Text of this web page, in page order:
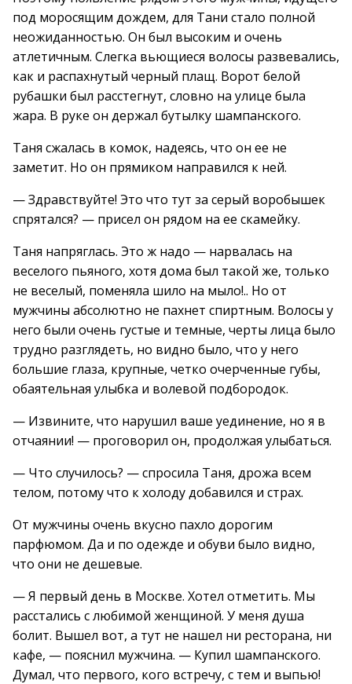
под моросящим дождем, для Тани стало полной
неожиданностью. Он был высоким и очень
атлетичным. Слегка вьющиеся волосы развевались,
как и распахнутый черный плащ. Ворот белой
рубашки был расстегнут, словно на улице была
жара. В руке он держал бутылку шампанского.
Таня сжалась в комок, надеясь, что он ее не
заметит. Но он прямиком направился к ней.
— Здравствуйте! Это что тут за серый воробышек
спрятался? — присел он рядом на ее скамейку.
Таня напряглась. Это ж надо — нарвалась на
веселого пьяного, хотя дома был такой же, только
не веселый, поменяла шило на мыло!.. Но от
мужчины абсолютно не пахнет спиртным. Волосы у
него были очень густые и темные, черты лица было
трудно разглядеть, но видно было, что у него
большие глаза, крупные, четко очерченные губы,
обаятельная улыбка и волевой подбородок.
— Извините, что нарушил ваше уединение, но я в
отчаянии! — проговорил он, продолжая улыбаться.
— Что случилось? — спросила Таня, дрожа всем
телом, потому что к холоду добавился и страх.
От мужчины очень вкусно пахло дорогим
парфюмом. Да и по одежде и обуви было видно,
что они не дешевые.
— Я первый день в Москве. Хотел отметить. Мы
расстались с любимой женщиной. У меня душа
болит. Вышел вот, а тут не нашел ни ресторана, ни
кафе, — пояснил мужчина. — Купил шампанского.
Думал, что первого, кого встречу, с тем и выпью!